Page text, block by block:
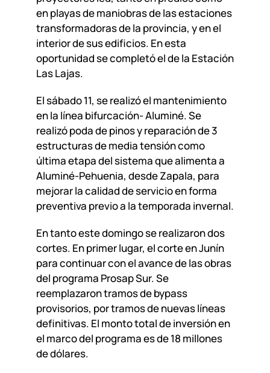
en playas de maniobras de las estaciones
transformadoras de la provincia, y en el
interior de sus edificios. En esta
oportunidad se completó el de la Estación
Las Lajas.
El sábado 11, se realizó el mantenimiento
en la línea bifurcación- Aluminé. Se
realizó poda de pinos y reparación de 3
estructuras de media tensión como
última etapa del sistema que alimenta a
Aluminé-Pehuenia, desde Zapala, para
mejorar la calidad de servicio en forma
preventiva previo a la temporada invernal.
En tanto este domingo se realizaron dos
cortes. En primer lugar, el corte en Junín
para continuar con el avance de las obras
del programa Prosap Sur. Se
reemplazaron tramos de bypass
provisorios, por tramos de nuevas líneas
definitivas. El monto total de inversión en
el marco del programa es de 18 millones
de dólares.